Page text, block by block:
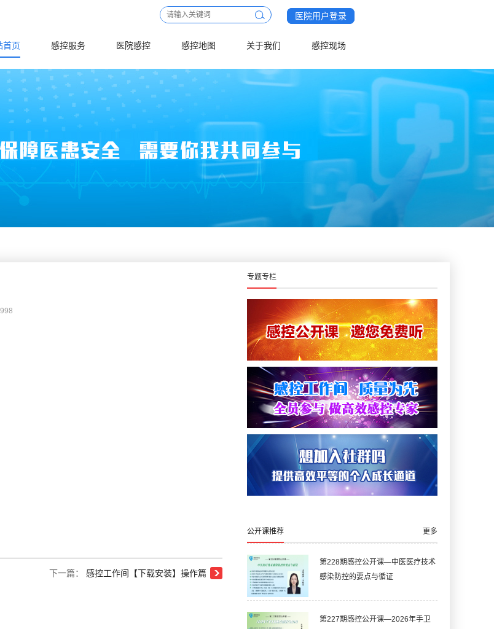
医院用户登录
首页 感控服务 医院感控 感控地图 关于我们 感控现场
下一篇： 感控工作间【下载安装】操作篇
专题专栏
公开课推荐 更多
第228期感控公开课—中医医疗技术
感染防控的要点与循证
第227期感控公开课—2026年手卫